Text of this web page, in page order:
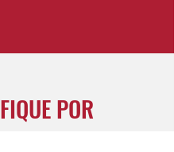
FIQUE POR